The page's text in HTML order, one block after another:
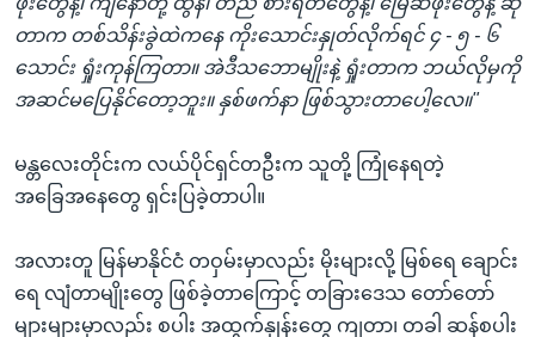
တာက တစ်သိန်းခွဲထဲကနေ ကိုးသောင်းနှုတ်လိုက်ရင် ၄ - ၅ - ၆
သောင်း ရှုံးကုန်ကြတာ။ အဲဒီသဘောမျိုးနဲ့ ရှုံးတာက ဘယ်လိုမှကို
အဆင်မပြေနိုင်တော့ဘူး။ နှစ်ဖက်နာ ဖြစ်သွားတာပေါ့လေ။"
မန္တလေးတိုင်းက လယ်ပိုင်ရှင်တဦးက သူတို့ ကြုံနေရတဲ့
အခြေအနေတွေ ရှင်းပြခဲ့တာပါ။
အလားတူ မြန်မာနိုင်ငံ တဝှမ်းမှာလည်း မိုးများလို့ မြစ်ရေ ချောင်း
ရေ လျံတာမျိုးတွေ ဖြစ်ခဲ့တာကြောင့် တခြားဒေသ တော်တော်
များများမှာလည်း စပါး အထွက်နှုန်းတွေ ကျတာ၊ တခါ ဆန်စပါး